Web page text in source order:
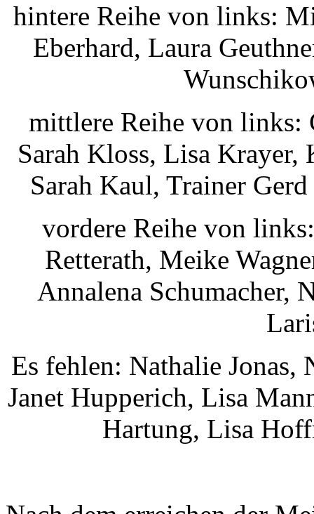
hintere Reihe von links:
Eberhard, Laura
mittlere Reihe von links:
Sarah Kloss, Lisa Krayer,
Sarah Kaul, Trainer
vordere Reihe von
Retterath, Meike
Annalena Schumacher,
Es fehlen: Nathalie Jonas,
Janet Hupperich, Lisa
Hartung, Lisa